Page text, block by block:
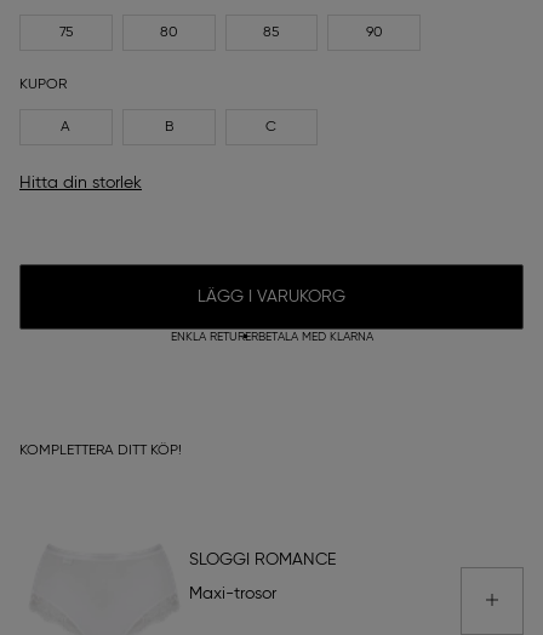
75 80 85 90
KUPOR
A B C
Hitta din storlek
LÄGG I VARUKORG
ENKLA RETURERBETALA MED KLARNA
KOMPLETTERA DITT KÖP!
SLOGGI ROMANCE
Maxi-trosor